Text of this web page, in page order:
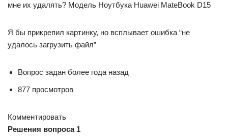
мне их удалять? Модель Ноутбука Huawei MateBook D15
Я бы прикрепил картинку, но всплывает ошибка “не
удалось загрузить файл”
Вопрос задан более года назад
877 просмотров
Комментировать
Решения вопроса 1